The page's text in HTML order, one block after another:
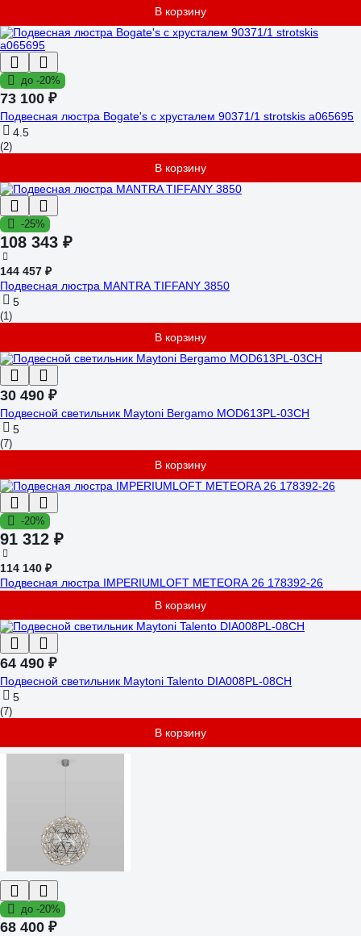
В корзину
до -20%
73 100 ₽
Подвесная люстра Bogate's с хрусталем 90371/1 strotskis a065695
4.5
(2)
В корзину
-25%
108 343 ₽
144 457 ₽
Подвесная люстра MANTRA TIFFANY 3850
5
(1)
В корзину
30 490 ₽
Подвесной светильник Maytoni Bergamo MOD613PL-03CH
5
(7)
В корзину
-20%
91 312 ₽
114 140 ₽
Подвесная люстра IMPERIUMLOFT METEORA 26 178392-26
В корзину
64 490 ₽
Подвесной светильник Maytoni Talento DIA008PL-08CH
5
(7)
В корзину
до -20%
68 400 ₽